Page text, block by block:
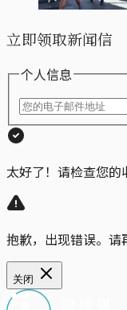
立即领取新闻信
个人信息
太好了！请检查您的
抱歉，出现错误。请
关闭